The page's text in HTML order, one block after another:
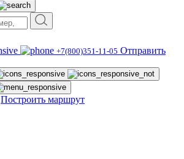
+7(800)351-11-05 Отправить
Построить маршрут